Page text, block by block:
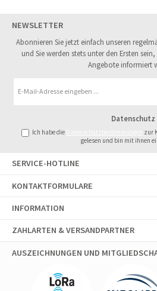
NEWSLETTER
Abonnieren Sie jetzt einfach unseren
und Sie werden stets unter den Ersten
Angebote informiert
E-
Datenschutz
Ich habe die zur
gelesen und bin mit ihnen
SERVICE-HOTLINE
KONTAKTFORMULARE
INFORMATION
ZAHLARTEN & VERSANDPARTNER
AUSZEICHNUNGEN UND